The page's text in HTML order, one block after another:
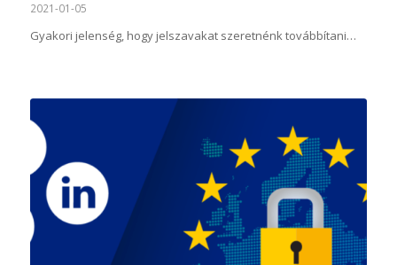
2021-01-05
Gyakori jelenség, hogy jelszavakat szeretnénk továbbítani…